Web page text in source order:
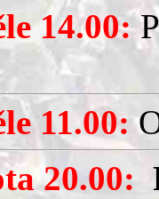
14.00:
11.00:
20.00: